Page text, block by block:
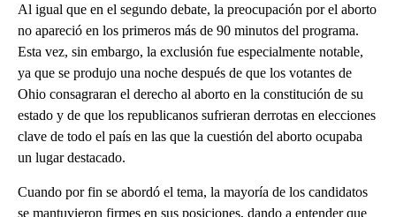
Al igual que en el segundo debate, la preocupación por el aborto
no apareció en los primeros más de 90 minutos del programa.
Esta vez, sin embargo, la exclusión fue especialmente notable,
ya que se produjo una noche después de que los votantes de
Ohio consagraran el derecho al aborto en la constitución de su
estado y de que los republicanos sufrieran derrotas en elecciones
clave de todo el país en las que la cuestión del aborto ocupaba
un lugar destacado.
Cuando por fin se abordó el tema, la mayoría de los candidatos
se mantuvieron firmes en sus posiciones, dando a entender que